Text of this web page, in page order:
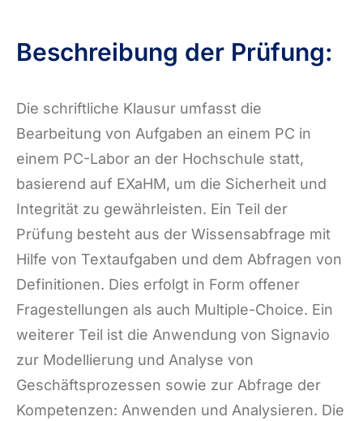
Beschreibung der Prüfung:
Die schriftliche Klausur umfasst die
Bearbeitung von Aufgaben an einem PC in
einem PC-Labor an der Hochschule statt,
basierend auf EXaHM, um die Sicherheit und
Integrität zu gewährleisten. Ein Teil der
Prüfung besteht aus der Wissensabfrage mit
Hilfe von Textaufgaben und dem Abfragen von
Definitionen. Dies erfolgt in Form offener
Fragestellungen als auch Multiple-Choice. Ein
weiterer Teil ist die Anwendung von Signavio
zur Modellierung und Analyse von
Geschäftsprozessen sowie zur Abfrage der
Kompetenzen: Anwenden und Analysieren. Die